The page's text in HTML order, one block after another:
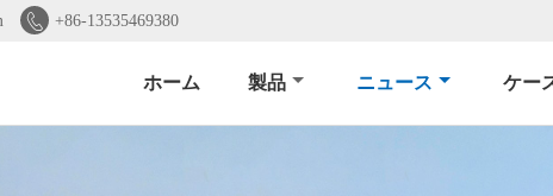
 +86-13535469380
ホーム 製品 ニュース ケー